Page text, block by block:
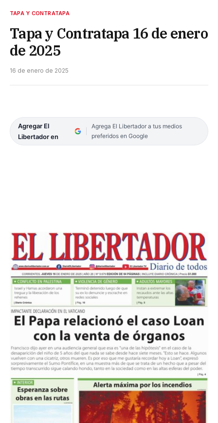
TAPA Y CONTRATAPA
Tapa y Contratapa 16 de enero
de 2025
16 de enero de 2025
Agregar El
Libertador en
Agrega El Libertador a tus medios
preferidos en Google